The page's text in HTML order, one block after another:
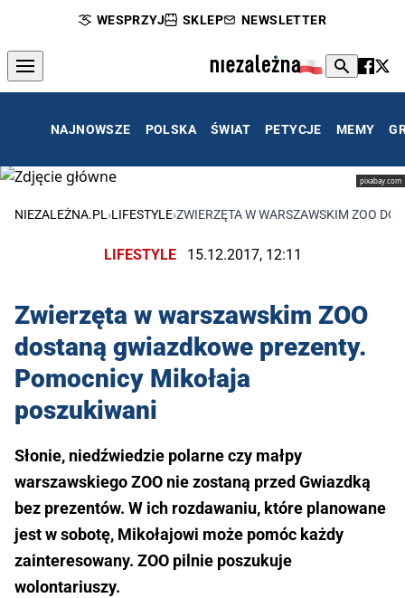
WESPRZYJ SKLEP NEWSLETTER
NAJNOWSZE POLSKA ŚWIAT PETYCJE MEMY
pixabay.com
NIEZALEŻNA.PL ›LIFESTYLE›ZWIERZĘTA W WARSZAWSKIM ZOO
LIFESTYLE 15.12.2017, 12:11
Zwierzęta w warszawskim ZOO
dostaną gwiazdkowe prezenty.
Pomocnicy Mikołaja
poszukiwani
Słonie, niedźwiedzie polarne czy małpy
warszawskiego ZOO nie zostaną przed Gwiazdką
bez prezentów. W ich rozdawaniu, które planowane
jest w sobotę, Mikołajowi może pomóc każdy
zainteresowany. ZOO pilnie poszukuje
wolontariuszy.